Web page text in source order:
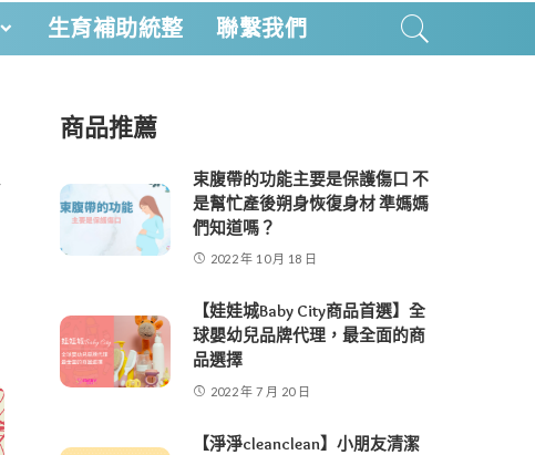
生育補助統整 聯繫我們
商品推薦
束腹帶的功能主要是保護傷口 不
是幫忙產後朔身恢復身材 準媽媽
們知道嗎？
2022 年 10 月 18 日
【娃娃城Baby City商品首選】全
球嬰幼兒品牌代理，最全面的商
品選擇
2022 年 7 月 20 日
【淨淨cleanclean】小朋友清潔